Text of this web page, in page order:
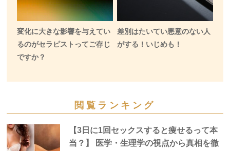
変化に大きな影響を与えてい
るのがセラピストってご存じ
ですか？
差別はたいてい悪意のない人
がする！いじめも！
閲覧ランキング
【3日に1回セックスすると痩せるって本
当？】 医学・生理学の視点から真相を徹